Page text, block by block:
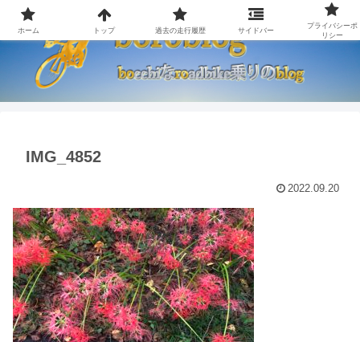
IMG_4852
2022.09.20
ホーム トップ 過去の走行履歴 サイドバー
プライバシーポ
リシー